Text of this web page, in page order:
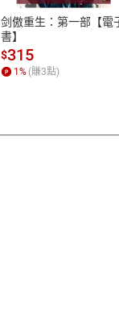
剑傲重生：第一部【電
書】
$315
1 % (賺3點)